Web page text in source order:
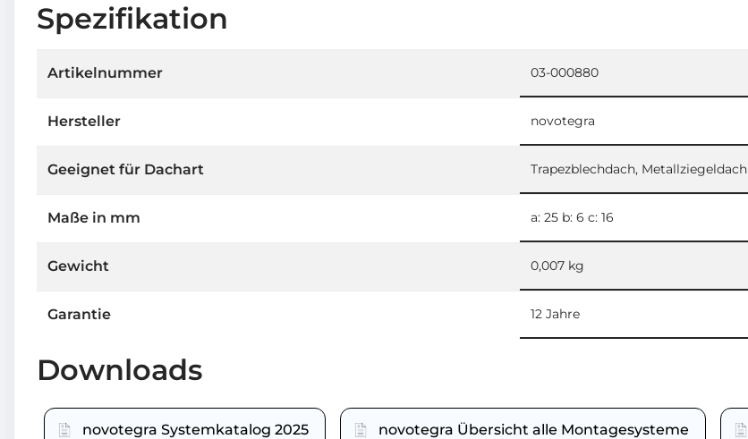
Spezifikation
Artikelnummer 03-000880
Hersteller novotegra
Geeignet für Dachart Trapezblechdach, Metallziegeldach
Maße in mm a: 25 b: 6 c: 16
Gewicht 0,007 kg
Garantie 12 Jahre
Downloads
novotegra Systemkatalog 2025 novotegra Übersicht alle Montagesysteme